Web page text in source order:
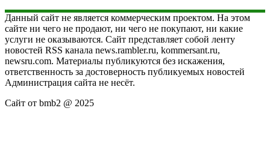
Данный сайт не является коммерческим проектом. На этом
сайте ни чего не продают, ни чего не покупают, ни какие
услуги не оказываются. Сайт представляет собой ленту
новостей RSS канала news.rambler.ru, kommersant.ru,
newsru.com. Материалы публикуются без искажения,
ответственность за достоверность публикуемых новостей
Администрация сайта не несёт.
Сайт от bmb2 @ 2025